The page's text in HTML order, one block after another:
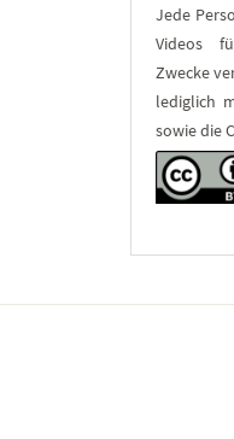
Jede
Videos
Zwecke
lediglich
sowie die